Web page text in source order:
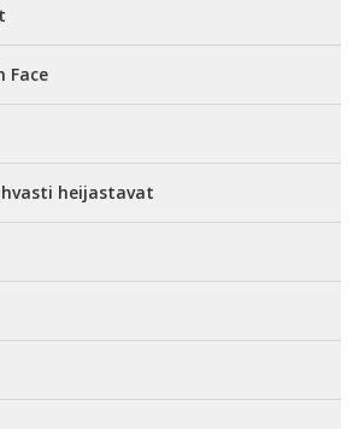
Face
heijastavat